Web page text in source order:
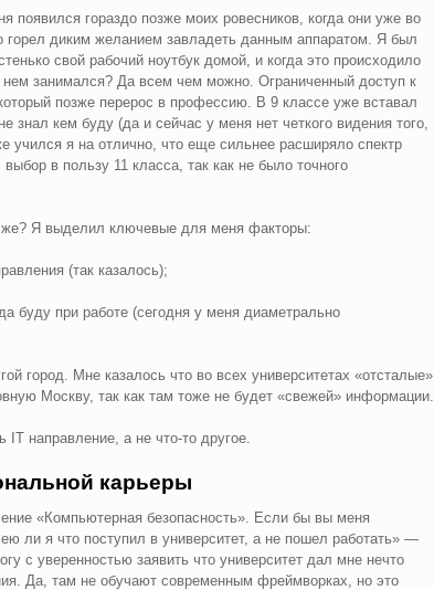
появился гораздо позже моих ровесников, когда они уже во
горел диким желанием завладеть данным аппаратом. Я был
свой рабочий ноутбук домой, и когда это происходило
занимался? Да всем чем можно. Ограниченный доступ к
позже перерос в профессию. В 9 классе уже вставал
кем буду (да и сейчас у меня нет четкого видения того,
учился я на отлично, что еще сильнее расширяло спектр
в пользу 11 класса, так как не было точного
Я выделил ключевые для меня факторы:
(так казалось);
буду при работе (сегодня у меня диаметрально
город. Мне казалось что во всех университетах «отсталые»
Москву, так как там тоже не будет «свежей» информации.
направление, а не что-то другое.
карьеры
«Компьютерная безопасность». Если бы вы меня
ли я что поступил в университет, а не пошел работать» —
с уверенностью заявить что университет дал мне нечто
Да, там не обучают современным фреймворках, но это